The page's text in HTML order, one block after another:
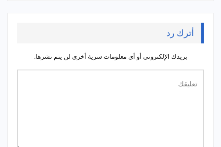
أترك رد
بريدك الإلكتروني أو أي معلومات سرية أخرى لن يتم نشرها.